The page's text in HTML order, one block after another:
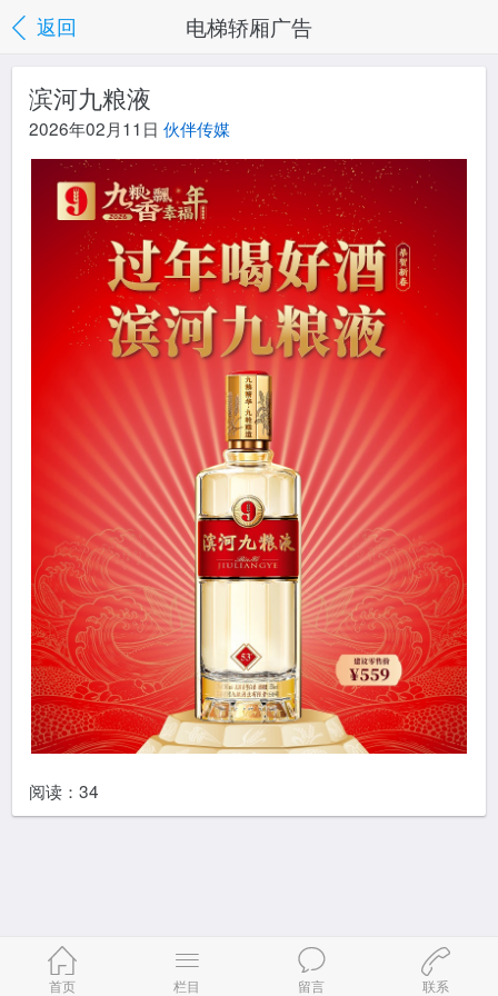
返回 电梯轿厢广告
滨河九粮液
2026年02月11日伙伴传媒
阅读：34
首页 栏目 留言 联系